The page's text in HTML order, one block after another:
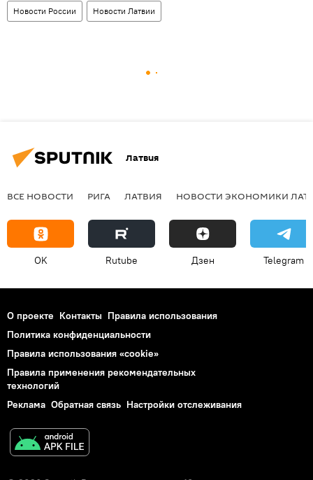
Новости России Новости Латвии
Латвия
ВСЕ НОВОСТИ РИГА ЛАТВИЯ НОВОСТИ ЭКОНОМИКИ
OK Rutube Дзен Telegram
О проекте Контакты Правила использования
Политика конфиденциальности
Правила использования «cookie»
Правила применения рекомендательных
технологий
Реклама Обратная связь Настройки отслеживания